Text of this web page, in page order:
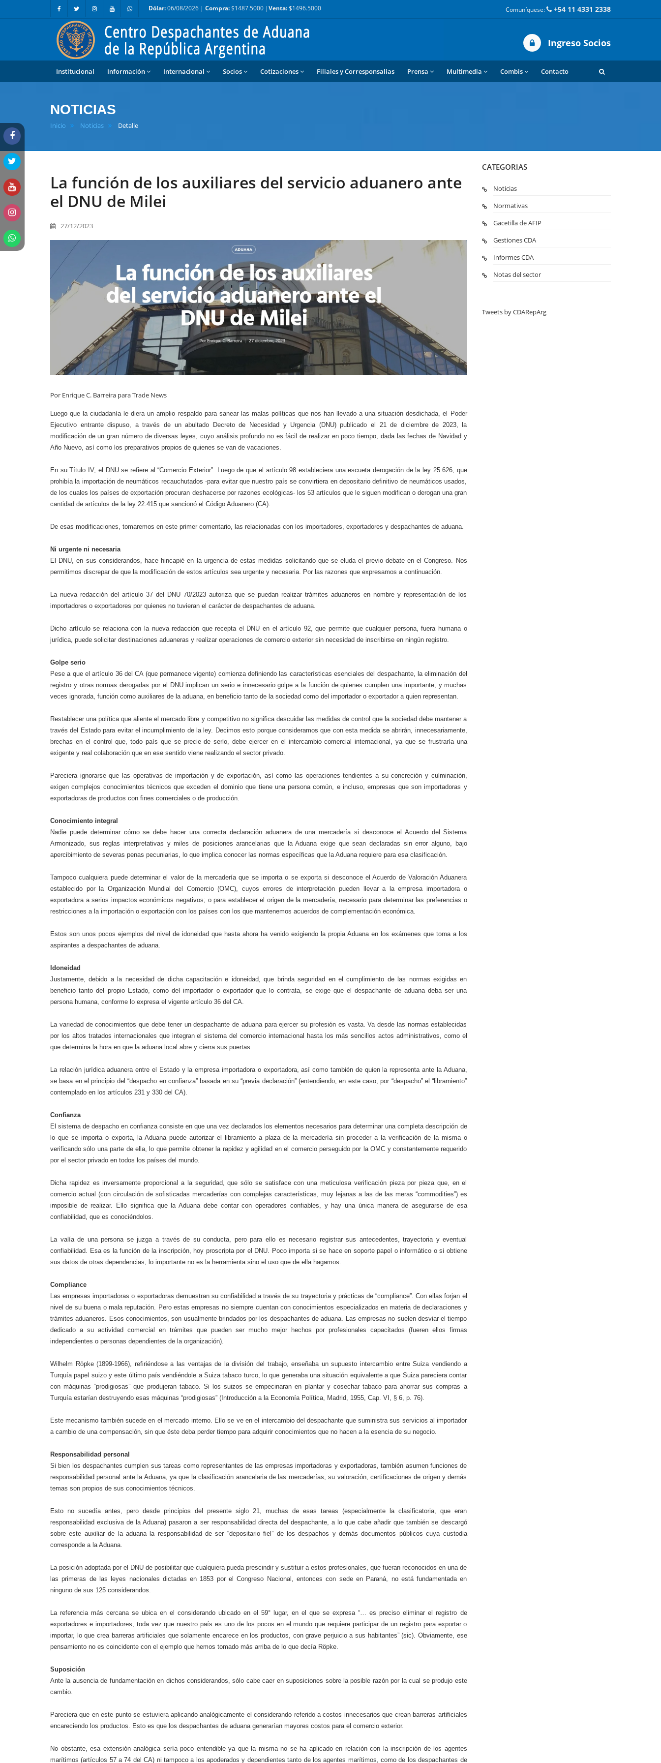
Dólar:06/08/2026 | Compra:$1487.5000 |Venta:$1496.5000 Comuníquese: +54 11 4331 2338
Ingreso Socios
Institucional Información Internacional Socios Cotizaciones Filiales y Corresponsalias Prensa Multimedia Combis Contacto
NOTICIAS
Inicio Noticias Detalle
La función de los auxiliares del servicio aduanero ante
el DNU de Milei
27/12/2023
Por Enrique C. Barreira para Trade News
Luego que la ciudadanía le diera un amplio respaldo para sanear las malas políticas que nos han llevado a una situación desdichada, el Poder
Ejecutivo entrante dispuso, a través de un abultado Decreto de Necesidad y Urgencia (DNU) publicado el 21 de diciembre de 2023, la
modificación de un gran número de diversas leyes, cuyo análisis profundo no es fácil de realizar en poco tiempo, dada las fechas de Navidad y
Año Nuevo, así como los preparativos propios de quienes se van de vacaciones.
En su Título IV, el DNU se refiere al “Comercio Exterior”. Luego de que el artículo 98 estableciera una escueta derogación de la ley 25.626, que
prohibía la importación de neumáticos recauchutados -para evitar que nuestro país se convirtiera en depositario definitivo de neumáticos usados,
de los cuales los países de exportación procuran deshacerse por razones ecológicas- los 53 artículos que le siguen modifican o derogan una gran
cantidad de artículos de la ley 22.415 que sancionó el Código Aduanero (CA).
De esas modificaciones, tomaremos en este primer comentario, las relacionadas con los importadores, exportadores y despachantes de aduana.
Ni urgente ni necesaria
El DNU, en sus considerandos, hace hincapié en la urgencia de estas medidas solicitando que se eluda el previo debate en el Congreso. Nos
permitimos discrepar de que la modificación de estos artículos sea urgente y necesaria. Por las razones que expresamos a continuación.
La nueva redacción del artículo 37 del DNU 70/2023 autoriza que se puedan realizar trámites aduaneros en nombre y representación de los
importadores o exportadores por quienes no tuvieran el carácter de despachantes de aduana.
Dicho artículo se relaciona con la nueva redacción que recepta el DNU en el artículo 92, que permite que cualquier persona, fuera humana o
jurídica, puede solicitar destinaciones aduaneras y realizar operaciones de comercio exterior sin necesidad de inscribirse en ningún registro.
Golpe serio
Pese a que el artículo 36 del CA (que permanece vigente) comienza definiendo las características esenciales del despachante, la eliminación del
registro y otras normas derogadas por el DNU implican un serio e innecesario golpe a la función de quienes cumplen una importante, y muchas
veces ignorada, función como auxiliares de la aduana, en beneficio tanto de la sociedad como del importador o exportador a quien representan.
Restablecer una política que aliente el mercado libre y competitivo no significa descuidar las medidas de control que la sociedad debe mantener a
través del Estado para evitar el incumplimiento de la ley. Decimos esto porque consideramos que con esta medida se abrirán, innecesariamente,
brechas en el control que, todo país que se precie de serlo, debe ejercer en el intercambio comercial internacional, ya que se frustraría una
exigente y real colaboración que en ese sentido viene realizando el sector privado.
Pareciera ignorarse que las operativas de importación y de exportación, así como las operaciones tendientes a su concreción y culminación,
exigen complejos conocimientos técnicos que exceden el dominio que tiene una persona común, e incluso, empresas que son importadoras y
exportadoras de productos con fines comerciales o de producción.
Conocimiento integral
Nadie puede determinar cómo se debe hacer una correcta declaración aduanera de una mercadería si desconoce el Acuerdo del Sistema
Armonizado, sus reglas interpretativas y miles de posiciones arancelarias que la Aduana exige que sean declaradas sin error alguno, bajo
apercibimiento de severas penas pecuniarias, lo que implica conocer las normas específicas que la Aduana requiere para esa clasificación.
Tampoco cualquiera puede determinar el valor de la mercadería que se importa o se exporta si desconoce el Acuerdo de Valoración Aduanera
establecido por la Organización Mundial del Comercio (OMC), cuyos errores de interpretación pueden llevar a la empresa importadora o
exportadora a serios impactos económicos negativos; o para establecer el origen de la mercadería, necesario para determinar las preferencias o
restricciones a la importación o exportación con los países con los que mantenemos acuerdos de complementación económica.
Estos son unos pocos ejemplos del nivel de idoneidad que hasta ahora ha venido exigiendo la propia Aduana en los exámenes que toma a los
aspirantes a despachantes de aduana.
Idoneidad
Justamente, debido a la necesidad de dicha capacitación e idoneidad, que brinda seguridad en el cumplimiento de las normas exigidas en
beneficio tanto del propio Estado, como del importador o exportador que lo contrata, se exige que el despachante de aduana deba ser una
persona humana, conforme lo expresa el vigente artículo 36 del CA.
La variedad de conocimientos que debe tener un despachante de aduana para ejercer su profesión es vasta. Va desde las normas establecidas
por los altos tratados internacionales que integran el sistema del comercio internacional hasta los más sencillos actos administrativos, como el
que determina la hora en que la aduana local abre y cierra sus puertas.
La relación jurídica aduanera entre el Estado y la empresa importadora o exportadora, así como también de quien la representa ante la Aduana,
se basa en el principio del “despacho en confianza” basada en su “previa declaración” (entendiendo, en este caso, por “despacho” el “libramiento”
contemplado en los artículos 231 y 330 del CA).
Confianza
El sistema de despacho en confianza consiste en que una vez declarados los elementos necesarios para determinar una completa descripción de
lo que se importa o exporta, la Aduana puede autorizar el libramiento a plaza de la mercadería sin proceder a la verificación de la misma o
verificando sólo una parte de ella, lo que permite obtener la rapidez y agilidad en el comercio perseguido por la OMC y constantemente requerido
por el sector privado en todos los países del mundo.
Dicha rapidez es inversamente proporcional a la seguridad, que sólo se satisface con una meticulosa verificación pieza por pieza que, en el
comercio actual (con circulación de sofisticadas mercaderías con complejas características, muy lejanas a las de las meras “commodities”) es
imposible de realizar. Ello significa que la Aduana debe contar con operadores confiables, y hay una única manera de asegurarse de esa
confiabilidad, que es conociéndolos.
La valía de una persona se juzga a través de su conducta, pero para ello es necesario registrar sus antecedentes, trayectoria y eventual
confiabilidad. Esa es la función de la inscripción, hoy proscripta por el DNU. Poco importa si se hace en soporte papel o informático o si obtiene
sus datos de otras dependencias; lo importante no es la herramienta sino el uso que de ella hagamos.
Compliance
Las empresas importadoras o exportadoras demuestran su confiabilidad a través de su trayectoria y prácticas de “compliance”. Con ellas forjan el
nivel de su buena o mala reputación. Pero estas empresas no siempre cuentan con conocimientos especializados en materia de declaraciones y
trámites aduaneros. Esos conocimientos, son usualmente brindados por los despachantes de aduana. Las empresas no suelen desviar el tiempo
dedicado a su actividad comercial en trámites que pueden ser mucho mejor hechos por profesionales capacitados (fueren ellos firmas
independientes o personas dependientes de la organización).
Wilhelm Röpke (1899-1966), refiriéndose a las ventajas de la división del trabajo, enseñaba un supuesto intercambio entre Suiza vendiendo a
Turquía papel suizo y este último país vendiéndole a Suiza tabaco turco, lo que generaba una situación equivalente a que Suiza pareciera contar
con máquinas “prodigiosas” que produjeran tabaco. Si los suizos se empecinaran en plantar y cosechar tabaco para ahorrar sus compras a
Turquía estarían destruyendo esas máquinas “prodigiosas” (Introducción a la Economía Política, Madrid, 1955, Cap. VI, § 6, p. 76).
Este mecanismo también sucede en el mercado interno. Ello se ve en el intercambio del despachante que suministra sus servicios al importador
a cambio de una compensación, sin que éste deba perder tiempo para adquirir conocimientos que no hacen a la esencia de su negocio.
Responsabilidad personal
Si bien los despachantes cumplen sus tareas como representantes de las empresas importadoras y exportadoras, también asumen funciones de
responsabilidad personal ante la Aduana, ya que la clasificación arancelaria de las mercaderías, su valoración, certificaciones de origen y demás
temas son propios de sus conocimientos técnicos.
Esto no sucedía antes, pero desde principios del presente siglo 21, muchas de esas tareas (especialmente la clasificatoria, que eran
responsabilidad exclusiva de la Aduana) pasaron a ser responsabilidad directa del despachante, a lo que cabe añadir que también se descargó
sobre este auxiliar de la aduana la responsabilidad de ser “depositario fiel” de los despachos y demás documentos públicos cuya custodia
corresponde a la Aduana.
La posición adoptada por el DNU de posibilitar que cualquiera pueda prescindir y sustituir a estos profesionales, que fueran reconocidos en una de
las primeras de las leyes nacionales dictadas en 1853 por el Congreso Nacional, entonces con sede en Paraná, no está fundamentada en
ninguno de sus 125 considerandos.
La referencia más cercana se ubica en el considerando ubicado en el 59° lugar, en el que se expresa “… es preciso eliminar el registro de
exportadores e importadores, toda vez que nuestro país es uno de los pocos en el mundo que requiere participar de un registro para exportar o
importar, lo que crea barreras artificiales que solamente encarece en los productos, con grave perjuicio a sus habitantes” (sic). Obviamente, ese
pensamiento no es coincidente con el ejemplo que hemos tomado más arriba de lo que decía Röpke.
Suposición
Ante la ausencia de fundamentación en dichos considerandos, sólo cabe caer en suposiciones sobre la posible razón por la cual se produjo este
cambio.
Pareciera que en este punto se estuviera aplicando analógicamente el considerando referido a costos innecesarios que crean barreras artificiales
encareciendo los productos. Esto es que los despachantes de aduana generarían mayores costos para el comercio exterior.
No obstante, esa extensión analógica sería poco entendible ya que la misma no se ha aplicado en relación con la inscripción de los agentes
marítimos (artículos 57 a 74 del CA) ni tampoco a los apoderados y dependientes tanto de los agentes marítimos, como de los despachantes de
CATEGORIAS
Noticias
Normativas
Gacetilla de AFIP
Gestiones CDA
Informes CDA
Notas del sector
Tweets by CDARepArg